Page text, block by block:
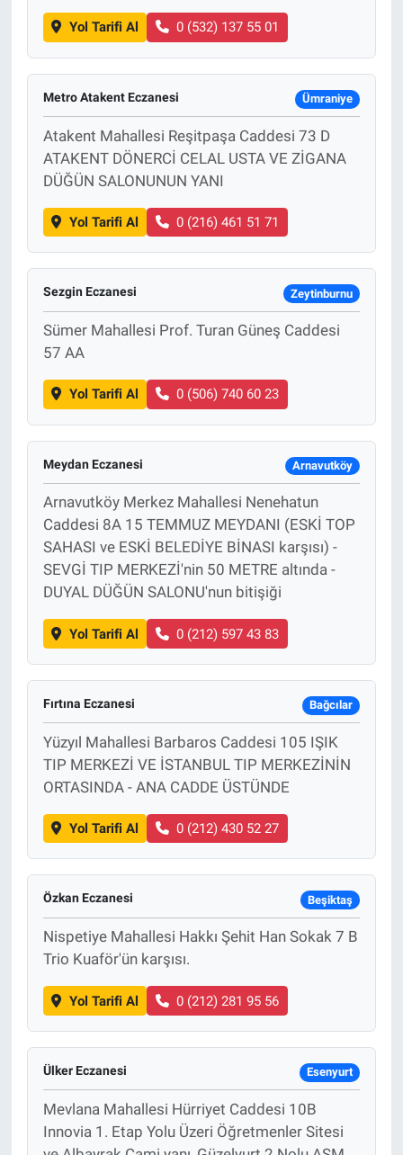
Yol Tarifi Al 0 (532) 137 55 01
Metro Atakent Eczanesi Ümraniye
Atakent Mahallesi Reşitpaşa Caddesi 73 D
ATAKENT DÖNERCİ CELAL USTA VE ZİGANA
DÜĞÜN SALONUNUN YANI
Yol Tarifi Al 0 (216) 461 51 71
Sezgin Eczanesi Zeytinburnu
Sümer Mahallesi Prof. Turan Güneş Caddesi
57 AA
Yol Tarifi Al 0 (506) 740 60 23
Meydan Eczanesi Arnavutköy
Arnavutköy Merkez Mahallesi Nenehatun
Caddesi 8A 15 TEMMUZ MEYDANI (ESKİ TOP
SAHASI ve ESKİ BELEDİYE BİNASI karşısı) -
SEVGİ TIP MERKEZİ'nin 50 METRE altında -
DUYAL DÜĞÜN SALONU'nun bitişiği
Yol Tarifi Al 0 (212) 597 43 83
Fırtına Eczanesi Bağcılar
Yüzyıl Mahallesi Barbaros Caddesi 105 IŞIK
TIP MERKEZİ VE İSTANBUL TIP MERKEZİNİN
ORTASINDA - ANA CADDE ÜSTÜNDE
Yol Tarifi Al 0 (212) 430 52 27
Özkan Eczanesi Beşiktaş
Nispetiye Mahallesi Hakkı Şehit Han Sokak 7 B
Trio Kuaför'ün karşısı.
Yol Tarifi Al 0 (212) 281 95 56
Ülker Eczanesi Esenyurt
Mevlana Mahallesi Hürriyet Caddesi 10B
Innovia 1. Etap Yolu Üzeri Öğretmenler Sitesi